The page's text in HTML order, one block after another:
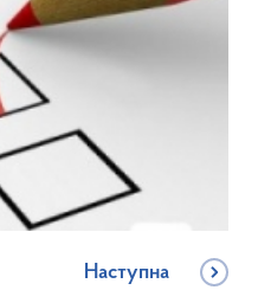
Наступна